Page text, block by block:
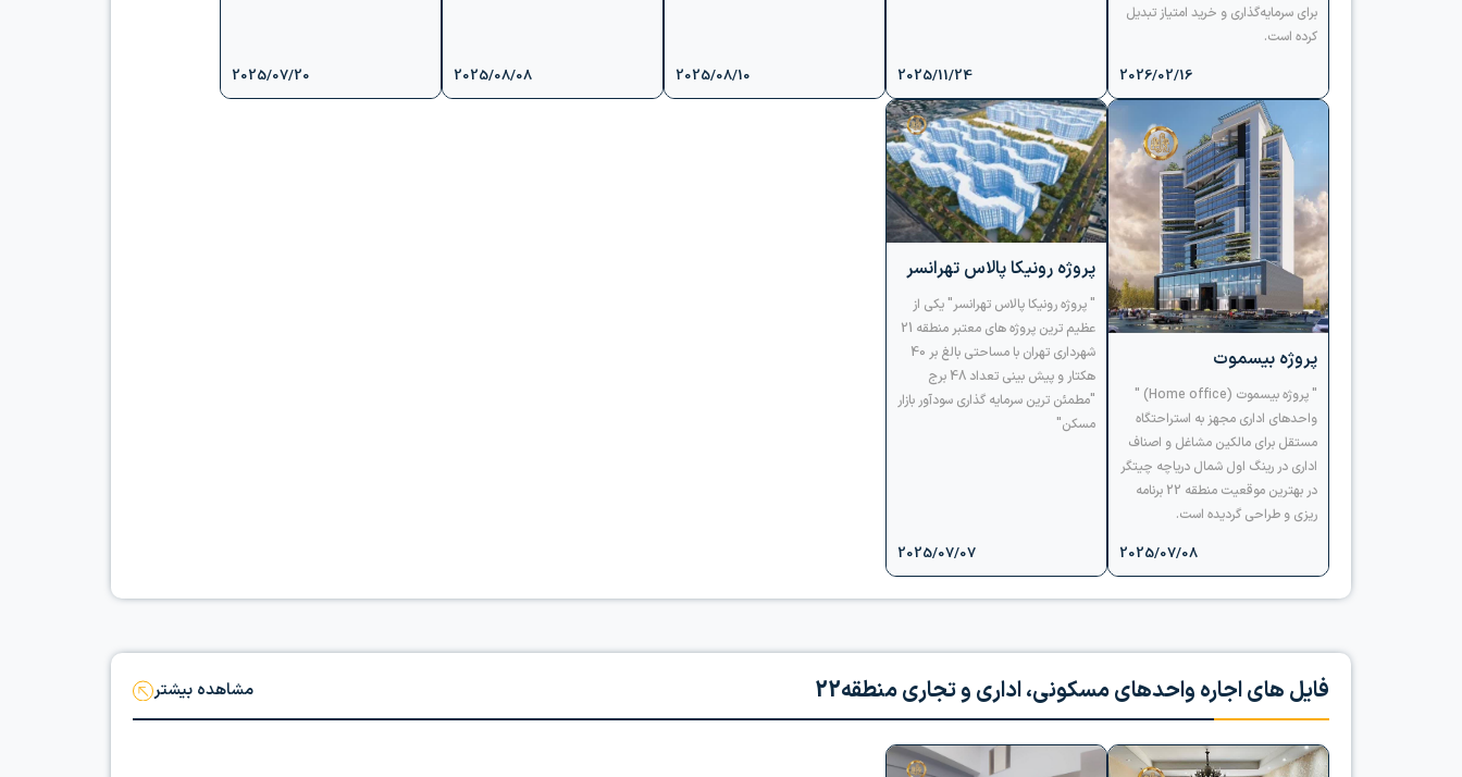
برای سرمایه‌گذاری و خرید امتیاز تبدیل
کرده است.
2026/02/16
2025/11/24
2025/08/10
2025/08/08
2025/07/20
پروژه بیسموت
" پروژه بیسموت (Home office) "
واحدهای اداری مجهز به استراحتگاه
مستقل برای مالکین مشاغل و اصناف
اداری در رینگ اول شمال دریاچه چیتگر
در بهترین موقعیت منطقه 22 برنامه
ریزی و طراحی گردیده است.
2025/07/08
پروژه رونیکا پالاس تهرانسر
" پروژه رونیکا پالاس تهرانسر" یکی از
عظیم ترین پروژه های معتبر منطقه 21
شهرداری تهران با مساحتی بالغ بر 40
هکتار و پیش بینی تعداد 48 برج
"مطمئن ترین سرمایه گذاری سودآور بازار
مسکن"
2025/07/07
فایل های اجاره واحدهای مسکونی، اداری و تجاری منطقه22 مشاهده بیشتر